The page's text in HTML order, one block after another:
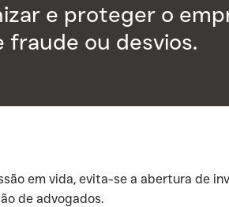
e proteger o
fraude ou desvios.
em vida, evita-se a abertura de
de advogados.